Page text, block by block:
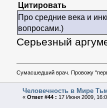
Цитировать
Про средние века и
вопросами.)
Серьезный
Сумасшедший врач. Провожу
Человечность в Мире
«Ответ #44 : 17 Июня 2009,